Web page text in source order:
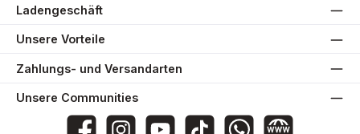
Ladengeschäft
Unsere Vorteile
Zahlungs- und Versandarten
Unsere Communities